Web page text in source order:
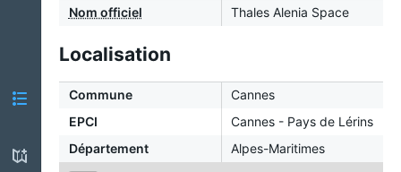
Nom officiel Thales Alenia Space
Localisation
Commune
Cannes
EPCI
Cannes - Pays de Lérins
Département
Alpes-Maritimes